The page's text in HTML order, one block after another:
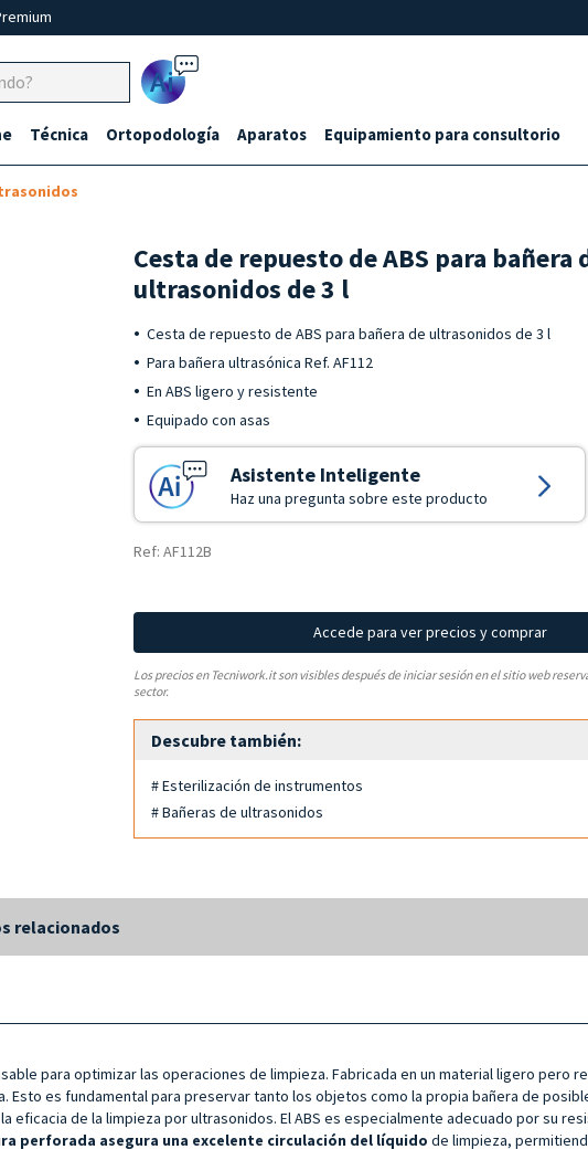
Ai
Técnica Ortopodología Aparatos Equipamiento para consultorio
Cesta de repuesto de ABS para bañera
ultrasonidos de 3 l
Cesta de repuesto de ABS para bañera de ultrasonidos de 3 l
Para bañera ultrasónica Ref. AF112
En ABS ligero y resistente
Equipado con asas
Asistente Inteligente
Haz una pregunta sobre este producto
Ref: AF112B
Accede para ver precios y comprar
Los precios en Tecniwork.it son visibles después de iniciar sesión en el sitio web
sector.
Descubre también:
# Esterilización de instrumentos
# Bañeras de ultrasonidos
relacionados
para optimizar las operaciones de limpieza. Fabricada en un material ligero
Esto es fundamental para preservar tanto los objetos como la propia bañera de
de la limpieza por ultrasonidos. El ABS es especialmente adecuado por su
perforada asegura una excelente circulación del líquido de limpieza,